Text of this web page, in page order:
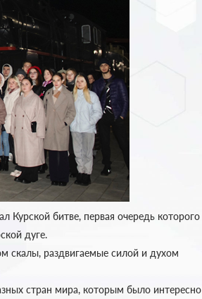
Курской битве, первая очередь которого
дуге.
скалы, раздвигаемые силой и духом
стран мира, которым было интересно